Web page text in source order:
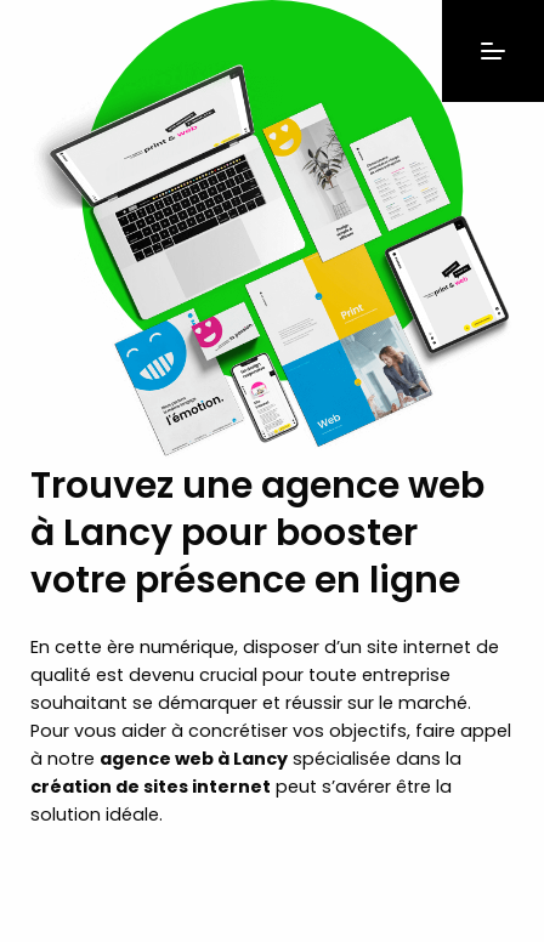
Trouvez une agence web
à Lancy pour booster
votre présence en ligne
En cette ère numérique, disposer d’un site internet de
qualité est devenu crucial pour toute entreprise
souhaitant se démarquer et réussir sur le marché.
Pour vous aider à concrétiser vos objectifs, faire appel
à notre agence web à Lancy spécialisée dans la
création de sites internet peut s’avérer être la
solution idéale.